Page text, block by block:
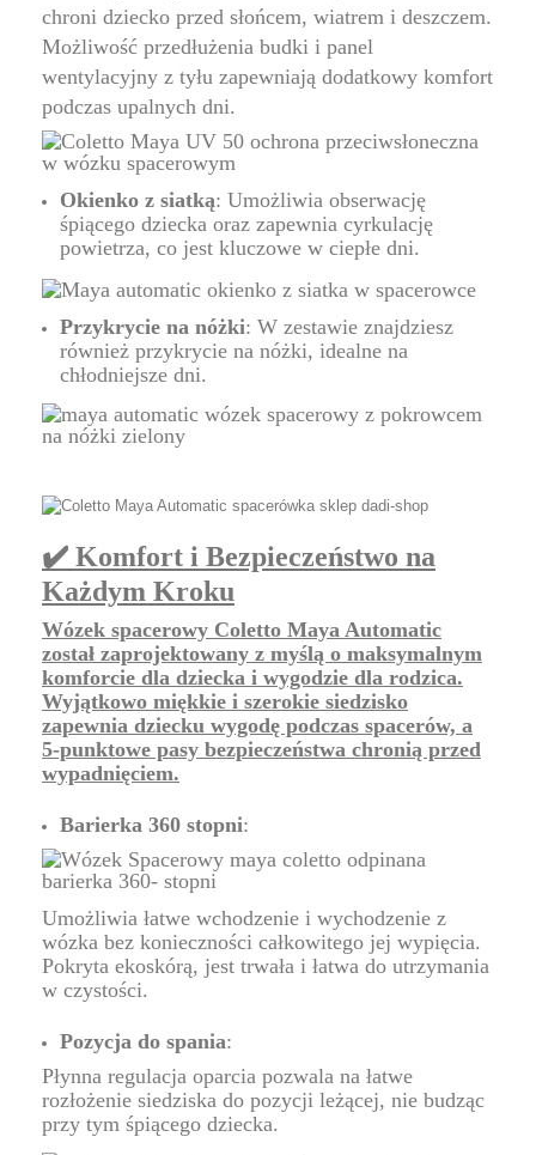
chroni dziecko przed słońcem, wiatrem i deszczem.
Możliwość przedłużenia budki i panel
wentylacyjny z tyłu zapewniają dodatkowy komfort
podczas upalnych dni.
Okienko z siatką: Umożliwia obserwację
śpiącego dziecka oraz zapewnia cyrkulację
powietrza, co jest kluczowe w ciepłe dni.
Przykrycie na nóżki: W zestawie znajdziesz
również przykrycie na nóżki, idealne na
chłodniejsze dni.
✔️ Komfort i Bezpieczeństwo na
Każdym Kroku
Wózek spacerowy Coletto Maya Automatic
został zaprojektowany z myślą o maksymalnym
komforcie dla dziecka i wygodzie dla rodzica.
Wyjątkowo miękkie i szerokie siedzisko
zapewnia dziecku wygodę podczas spacerów, a
5-punktowe pasy bezpieczeństwa chronią przed
wypadnięciem.
Barierka 360 stopni:
Umożliwia łatwe wchodzenie i wychodzenie z
wózka bez konieczności całkowitego jej wypięcia.
Pokryta ekoskórą, jest trwała i łatwa do utrzymania
w czystości.
Pozycja do spania:
Płynna regulacja oparcia pozwala na łatwe
rozłożenie siedziska do pozycji leżącej, nie budząc
przy tym śpiącego dziecka.